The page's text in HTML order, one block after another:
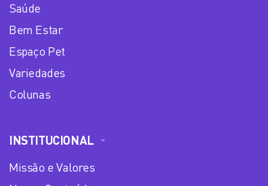
Saúde
Bem Estar
Espaço Pet
Variedades
Colunas
INSTITUCIONAL
Missão e Valores